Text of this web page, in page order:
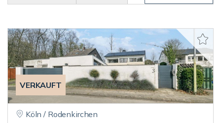
VERKAUFT
Köln / Rodenkirchen